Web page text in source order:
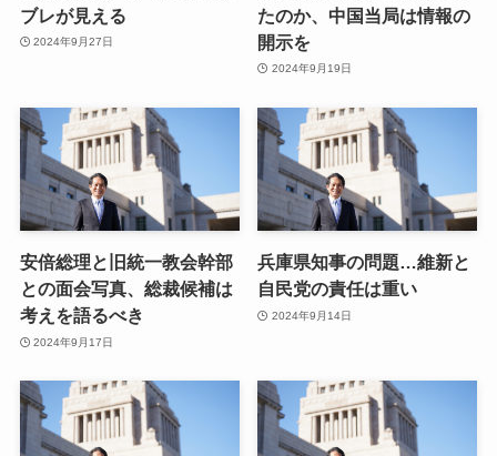
ブレが見える
2024年9月27日
たのか、中国当局は情報の
開示を
2024年9月19日
安倍総理と旧統一教会幹部
との面会写真、総裁候補は
考えを語るべき
2024年9月17日
兵庫県知事の問題…維新と
自民党の責任は重い
2024年9月14日